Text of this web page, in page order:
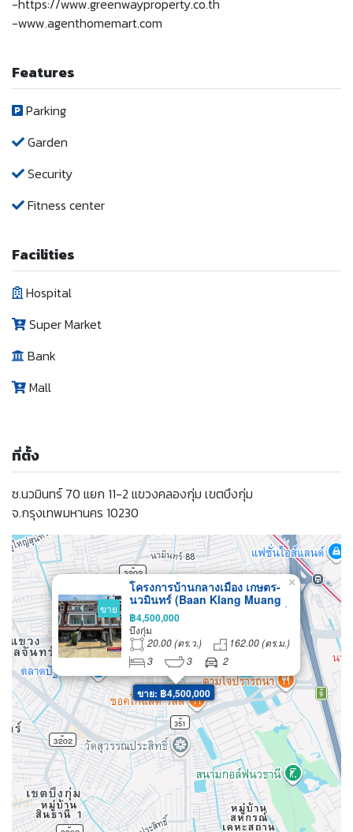
-https://www.greenwayproperty.co.th
-www.agenthomemart.com
Features
Parking
Garden
Security
Fitness center
Facilities
Hospital
Super Market
Bank
Mall
ที่ตั้ง
ซ.นวมินทร์ 70 แยก 11-2 แขวงคลองกุ่ม เขตบึงกุ่ม
จ.กรุงเทพมหานคร 10230
ขาย: ฿4,500,000
ขาย
โครงการบ้านกลางเมือง เกษตร-
นวมินทร์ (Baan Klang Muang
Kaset-Nawamin) ทำเลนวมินทร์
ใกล้ทางพิเศษกาญจนา
ภิเษก(วงแหวนรอบนอก) ใกล้
โรงเรียนบดินทรเดชา
฿4,500,000
บึงกุ่ม
20.00 (ตร.ว.)
162.00 (ตร.ม.)
3
3 2
×